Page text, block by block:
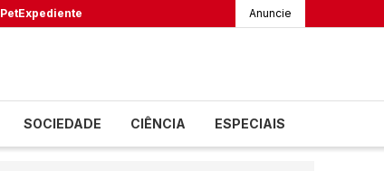
PetExpediente Anuncie
SOCIEDADE CIÊNCIA ESPECIAIS